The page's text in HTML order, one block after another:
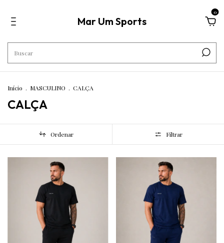
Mar Um Sports
0
Início . MASCULINO . CALÇA
CALÇA
Ordenar Filtrar